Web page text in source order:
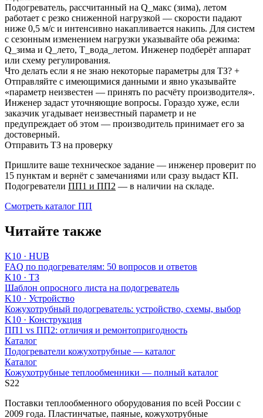
Подогреватель, рассчитанный на Q_макс (зима), летом
работает с резко сниженной нагрузкой — скорости падают
ниже 0,5 м/с и интенсивно накапливается накипь. Для систем
с сезонным изменением нагрузки указывайте оба режима:
Q_зима и Q_лето, T_вода_летом. Инженер подберёт аппарат
или схему регулирования.
Что делать если я не знаю некоторые параметры для ТЗ? +
Отправляйте с имеющимися данными и явно указывайте
«параметр неизвестен — принять по расчёту производителя».
Инженер задаст уточняющие вопросы. Гораздо хуже, если
заказчик угадывает неизвестный параметр и не
предупреждает об этом — производитель принимает его за
достоверный.
Отправить ТЗ на проверку
Пришлите ваше техническое задание — инженер проверит по
15 пунктам и вернёт с замечаниями или сразу выдаст КП.
Подогреватели ПП1 и ПП2 — в наличии на складе.
Смотреть каталог ПП
Читайте также
K10 · HUB
FAQ по подогревателям: 50 вопросов и ответов
K10 · ТЗ
Шаблон опросного листа на подогреватель
K10 · Устройство
Кожухотрубный подогреватель: устройство, схемы, выбор
K10 · Конструкция
ПП1 vs ПП2: отличия и ремонтопригодность
Каталог
Подогреватели кожухотрубные — каталог
Каталог
Кожухотрубные теплообменники — полный каталог
S22
Поставки теплообменного оборудования по всей России с
2009 года. Пластинчатые, паяные, кожухотрубные